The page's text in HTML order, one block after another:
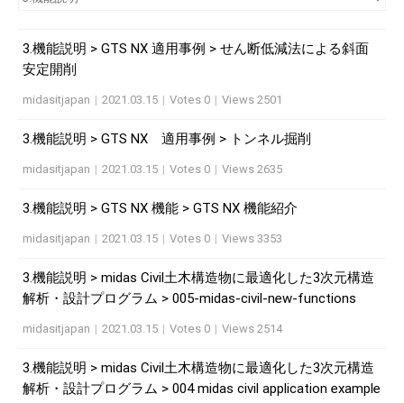
3.機能説明 > GTS NX 適用事例 > せん断低減法による斜面
安定開削
midasitjapan | 2021.03.15 | Votes 0 | Views 2501
3.機能説明 > GTS NX 適用事例 > トンネル掘削
midasitjapan | 2021.03.15 | Votes 0 | Views 2635
3.機能説明 > GTS NX 機能 > GTS NX 機能紹介
midasitjapan | 2021.03.15 | Votes 0 | Views 3353
3.機能説明 > midas Civil土木構造物に最適化した3次元構造
解析・設計プログラム > 005-midas-civil-new-functions
midasitjapan | 2021.03.15 | Votes 0 | Views 2514
3.機能説明 > midas Civil土木構造物に最適化した3次元構造
解析・設計プログラム > 004 midas civil application example